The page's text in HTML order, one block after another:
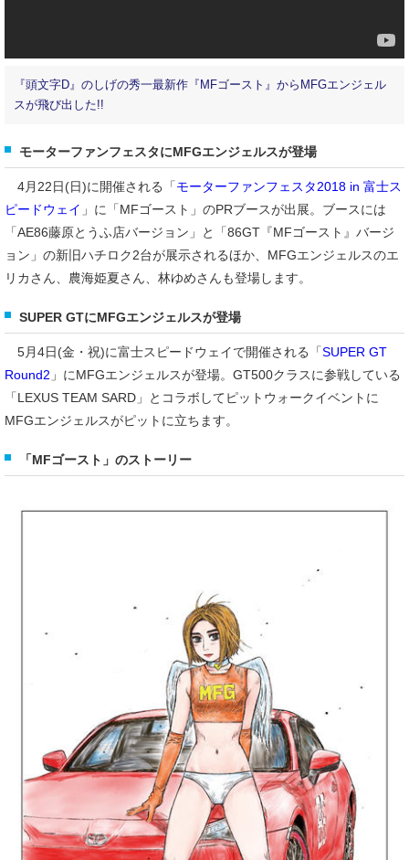
『頭文字D』のしげの秀一最新作『MFゴースト』からMFGエンジェル
スが飛び出した!!
モーターファンフェスタにMFGエンジェルスが登場
4月22日(日)に開催される「モーターファンフェスタ2018 in 富士ス
ピードウェイ 」に「MFゴースト」のPRブースが出展。ブースには
「AE86藤原とうふ店バージョン」と「86GT『MFゴースト』バージ
ョン」の新旧ハチロク2台が展示されるほか、MFGエンジェルスのエ
リカさん、農海姫夏さん、林ゆめさんも登場します。
SUPER GTにMFGエンジェルスが登場
5月4日(金・祝)に富士スピードウェイで開催される「SUPER GT
Round2 」にMFGエンジェルスが登場。GT500クラスに参戦している
「LEXUS TEAM SARD」とコラボしてピットウォークイベントに
MFGエンジェルスがピットに立ちます。
「MFゴースト」のストーリー